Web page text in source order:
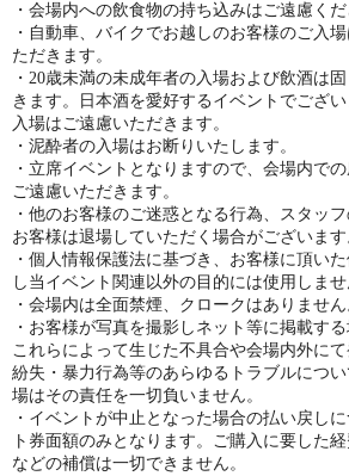
・会場内への飲食物の持ち込みはご遠慮くだ
・自動車、バイクでお越しのお客様のご入
ただきます。
・20歳未満の未成年者の入場および飲酒は
きます。日本酒を愛好するイベントでござ
入場はご遠慮いただきます。
・泥酔者の入場はお断りいたします。
・立席イベントとなりますので、会場内で
ご遠慮いただきます。
・他のお客様のご迷惑となる行為、スタッ
お客様は退場していただく場合がございます
・個人情報保護法に基づき、お客様に頂い
し当イベント関連以外の目的には使用しませ
・会場内は全面禁煙、クロークはありません
・お客様が写真を撮影しネット等に掲載す
これらによって生じた不具合や会場内外に
紛失・暴力行為等のあらゆるトラブルにつ
場はその責任を一切負いません。
・イベントが中止となった場合の払い戻し
ト券面額のみとなります。ご購入に要した
などの補償は一切できません。